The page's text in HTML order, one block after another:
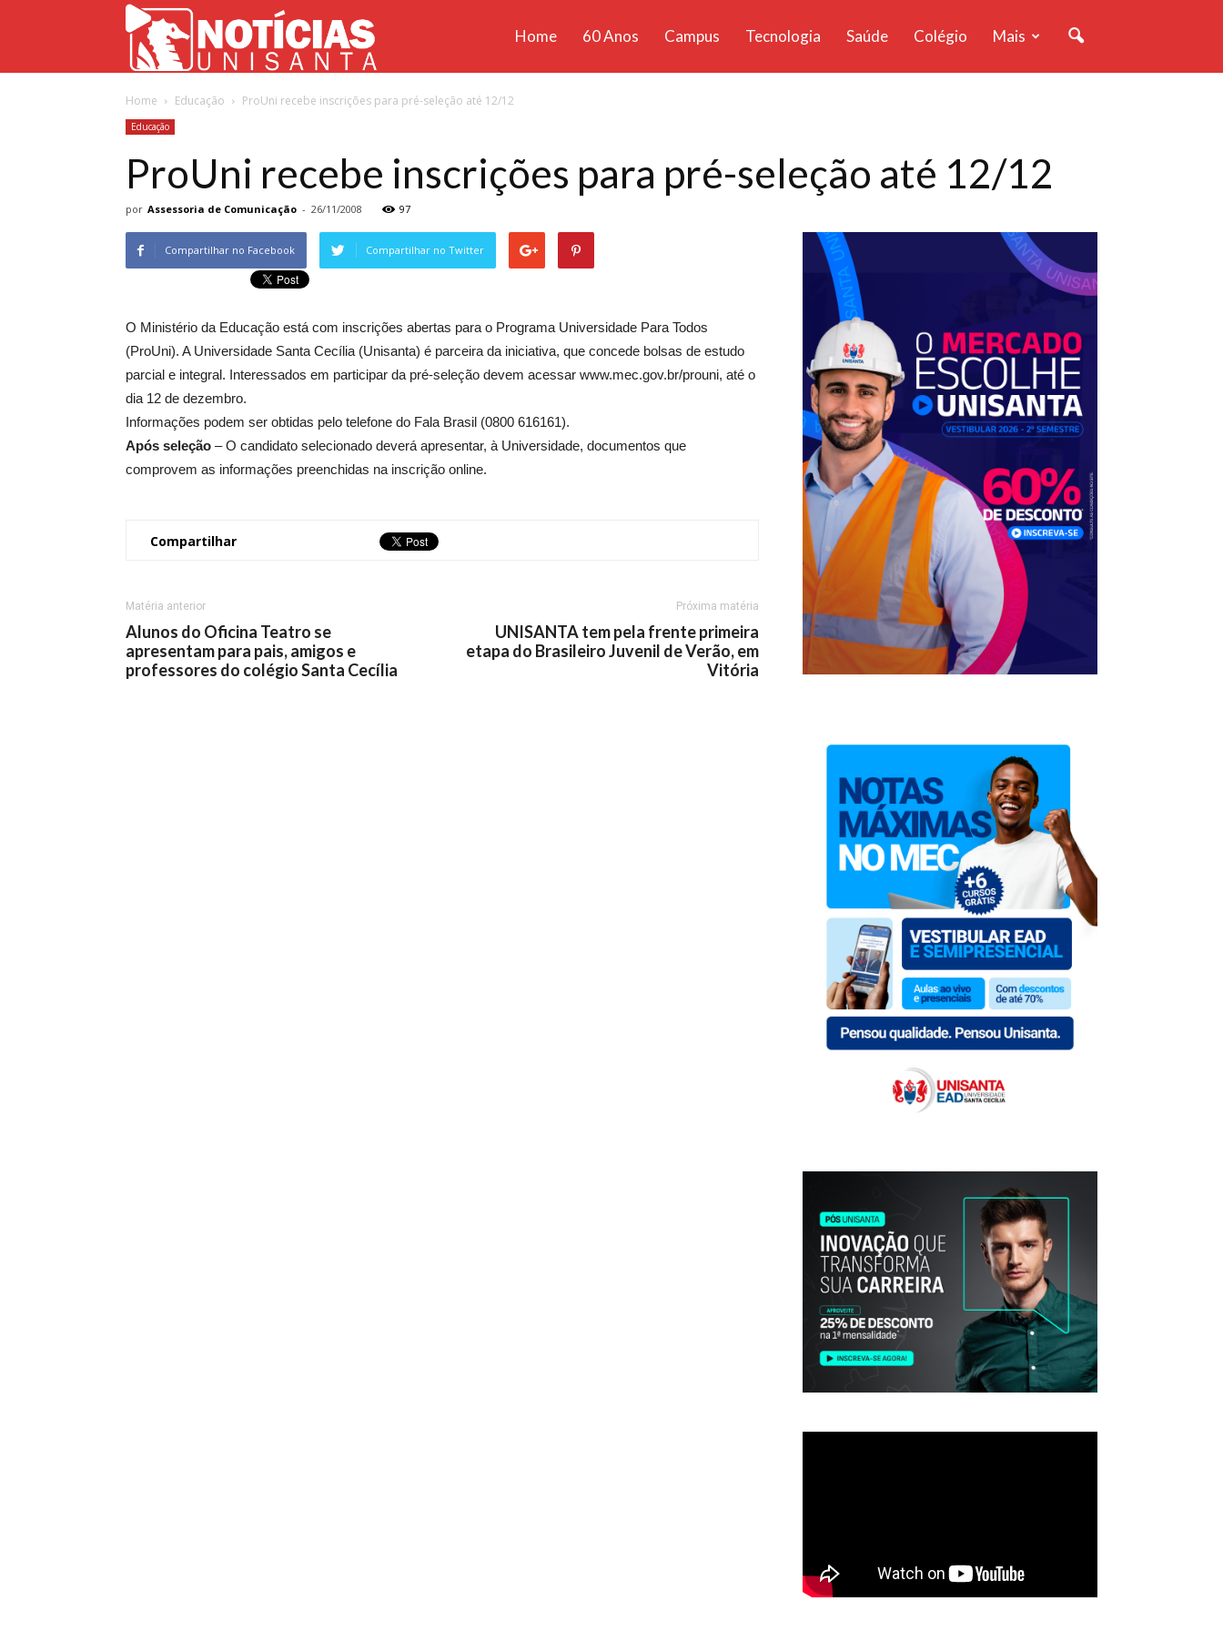
Unisanta
Home 60 Anos Campus Tecnologia Saúde Colégio Mais
Home Educação ProUni recebe inscrições para pré-seleção até 12/12
Educação
ProUni recebe inscrições para pré-seleção até 12/12
por Assessoria de Comunicação - 26/11/2008 97
Compartilhar no Facebook Compartilhar no Twitter
O Ministério da Educação está com inscrições abertas para o Programa Universidade Para Todos
(ProUni). A Universidade Santa Cecília (Unisanta) é parceira da iniciativa, que concede bolsas de estudo
parcial e integral. Interessados em participar da pré-seleção devem acessar www.mec.gov.br/prouni, até o
dia 12 de dezembro.
Informações podem ser obtidas pelo telefone do Fala Brasil (0800 616161).
Após seleção – O candidato selecionado deverá apresentar, à Universidade, documentos que
comprovem as informações preenchidas na inscrição online.
Compartilhar
Matéria anterior
Alunos do Oficina Teatro se
apresentam para pais, amigos e
professores do colégio Santa Cecília
Próxima matéria
UNISANTA tem pela frente primeira
etapa do Brasileiro Juvenil de Verão, em
Vitória